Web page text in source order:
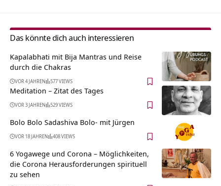
Das könnte dich auch interessieren
Kapalabhati mit Bija Mantras und Reise
durch die Chakras
VOR 4 JAHREN 577 VIEWS
Meditation – Zitat des Tages
VOR 3 JAHREN 529 VIEWS
Bolo Bolo Sadashiva Bolo- mit Jürgen
VOR 18 JAHREN 408 VIEWS
6 Yogawege und Corona – Möglichkeiten,
die Corona Herausforderungen spirituell
zu sehen